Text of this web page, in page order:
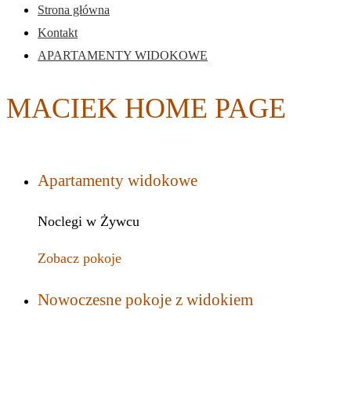
Strona główna
Kontakt
APARTAMENTY WIDOKOWE
MACIEK HOME PAGE
Apartamenty widokowe
Noclegi w Żywcu
Zobacz pokoje
Nowoczesne pokoje z widokiem